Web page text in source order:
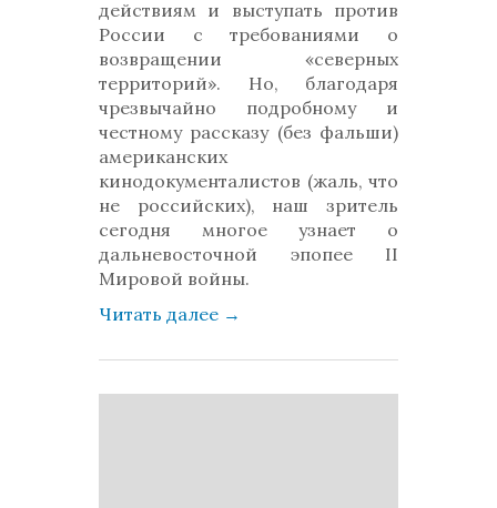
действиям и выступать против
России с требованиями о
возвращении «северных
территорий». Но, благодаря
чрезвычайно подробному и
честному рассказу (без фальши)
американских
кинодокументалистов (жаль, что
не российских), наш зритель
сегодня многое узнает о
дальневосточной эпопее II
Мировой войны.
Читать далее →